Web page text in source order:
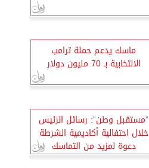
ماسك يدعم حملة ترامب
الانتخابية بـ 70 مليون دولار
”مستقبل وطن”: رسائل الرئيس
خلال احتفالية أكاديمية الشرطة
دعوة لمزيد من التماسك
المجتمعي ووحدة الصف